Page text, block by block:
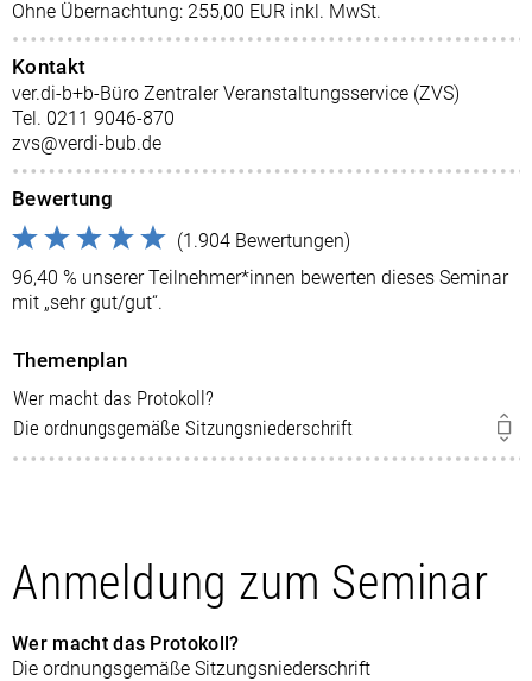
Ohne Übernachtung: 255,00 EUR inkl. MwSt.
Kontakt
ver.di-b+b-Büro Zentraler Veranstaltungsservice (ZVS)
Tel. 0211 9046-870
zvs@verdi-bub.de
Bewertung
(1.904 Bewertungen)
96,40 % unserer Teilnehmer*innen bewerten dieses Seminar
mit „sehr gut/gut“.
Themenplan
Wer macht das Protokoll?
Die ordnungsgemäße Sitzungsniederschrift
Anmeldung zum Seminar
Wer macht das Protokoll?
Die ordnungsgemäße Sitzungsniederschrift